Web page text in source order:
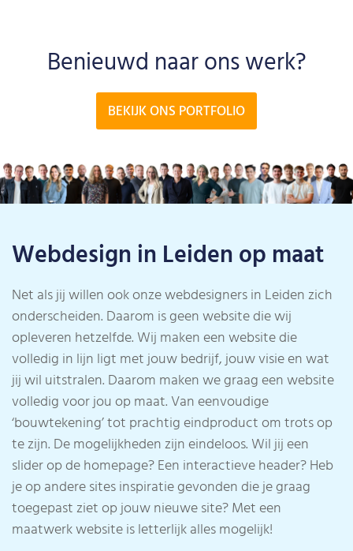
Benieuwd naar ons werk?
BEKIJK ONS PORTFOLIO
Webdesign in Leiden op maat
Net als jij willen ook onze webdesigners in Leiden zich
onderscheiden. Daarom is geen website die wij
opleveren hetzelfde. Wij maken een website die
volledig in lijn ligt met jouw bedrijf, jouw visie en wat
jij wil uitstralen. Daarom maken we graag een website
volledig voor jou op maat. Van eenvoudige
‘bouwtekening’ tot prachtig eindproduct om trots op
te zijn. De mogelijkheden zijn eindeloos. Wil jij een
slider op de homepage? Een interactieve header? Heb
je op andere sites inspiratie gevonden die je graag
toegepast ziet op jouw nieuwe site? Met een
maatwerk website is letterlijk alles mogelijk!